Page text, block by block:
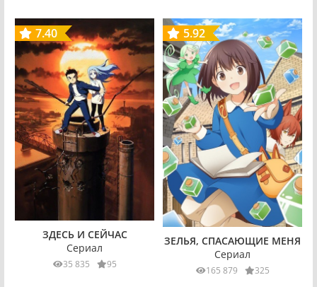
7.40
ЗДЕСЬ И СЕЙЧАС
Сериал
35 835 95
5.92
ЗЕЛЬЯ, СПАСАЮЩИЕ МЕНЯ
Сериал
165 879 325